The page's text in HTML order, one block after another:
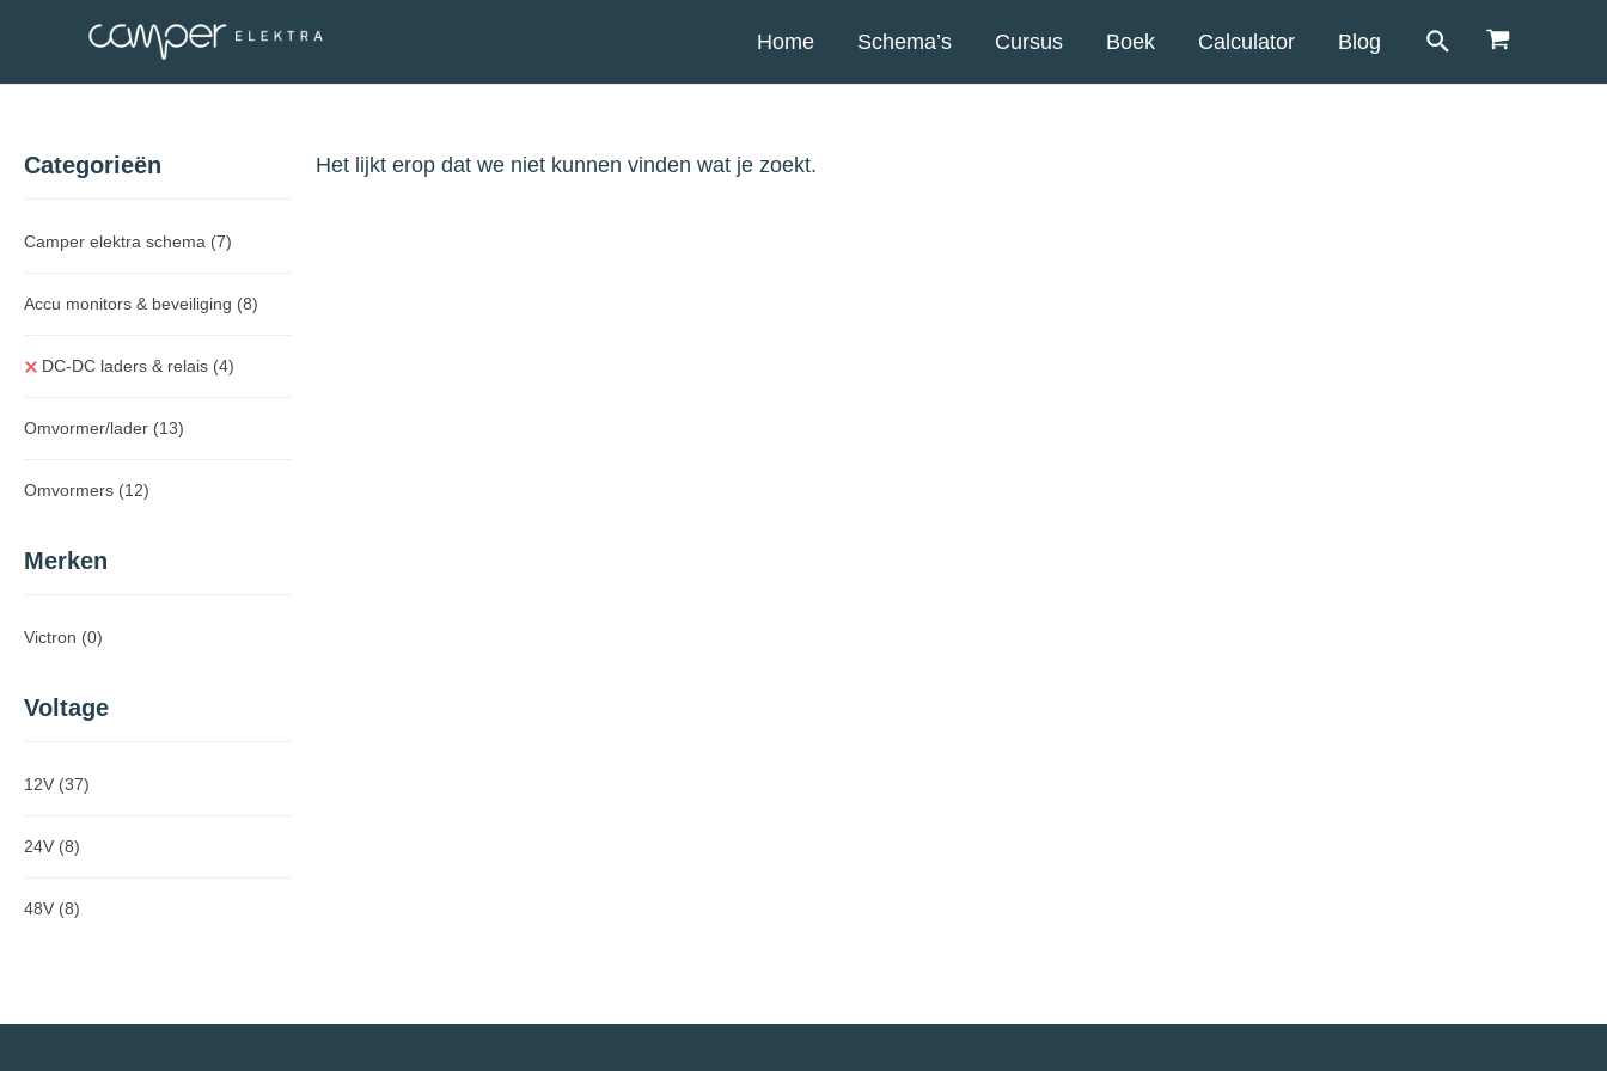
Home Schema’s Cursus Boek Calculator Blog
Categorieën
Camper elektra schema (7)
Accu monitors & beveiliging (8)
DC-DC laders & relais (4)
Omvormer/lader (13)
Omvormers (12)
Merken
Victron (0)
Voltage
12V (37)
24V (8)
48V (8)
Het lijkt erop dat we niet kunnen vinden wat je zoekt.